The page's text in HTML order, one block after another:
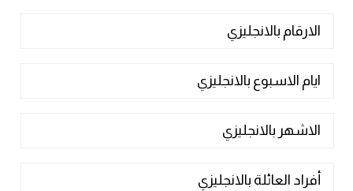
اغلق النافذة
الارقام بالانجليزي
ايام الاسبوع بالانجليزي
الاشهر بالانجليزي
أفراد العائلة بالانجليزي